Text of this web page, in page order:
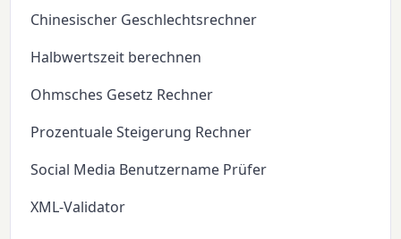
Chinesischer Geschlechtsrechner
Halbwertszeit berechnen
Ohmsches Gesetz Rechner
Prozentuale Steigerung Rechner
Social Media Benutzername Prüfer
XML-Validator